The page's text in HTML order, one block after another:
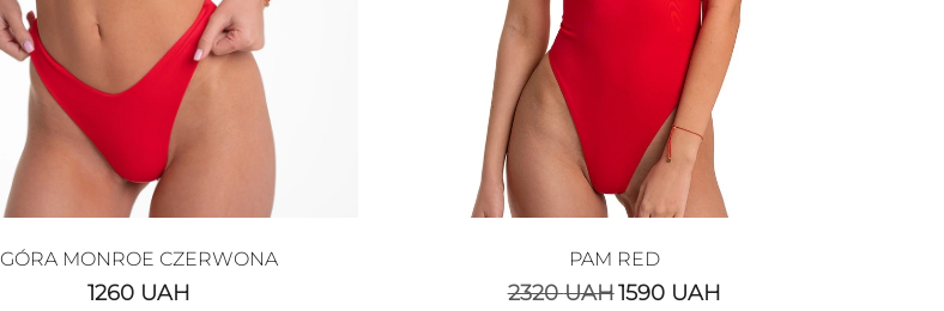
GÓRA MONROE CZERWONA
1260 UAH
PAM RED
2320UAH1590 UAH